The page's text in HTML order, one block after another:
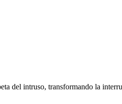
del intruso, transformando la